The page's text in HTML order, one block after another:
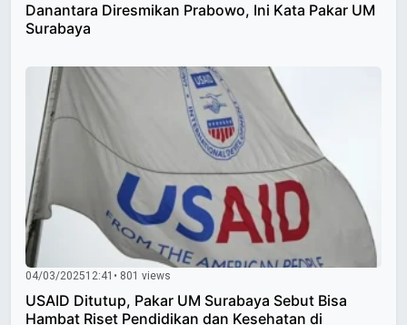
Danantara Diresmikan Prabowo, Ini Kata Pakar UM
Surabaya
04/03/202512:41 • 801 views
USAID Ditutup, Pakar UM Surabaya Sebut Bisa
Hambat Riset Pendidikan dan Kesehatan di